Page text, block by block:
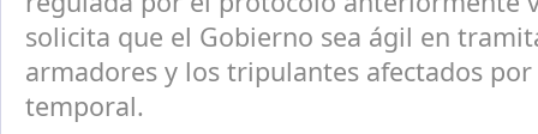
solicita que el Gobierno sea ágil en
armadores y los tripulantes afectados
temporal.